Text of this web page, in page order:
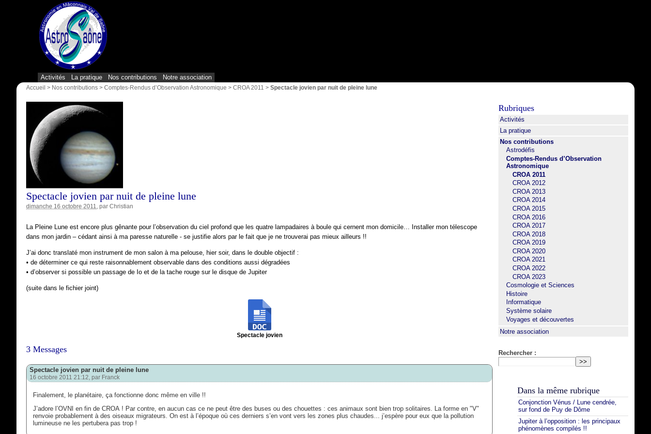
Activités La pratique Nos contributions Notre association
Accueil > Nos contributions >Comptes-Rendus d’Observation Astronomique >CROA 2011 >Spectacle jovien par nuit de pleine lune
Spectacle jovien par nuit de pleine lune
dimanche 16 octobre 2011 , parChristian
La Pleine Lune est encore plus gênante pour l’observation du ciel profond que les quatre lampadaires à boule qui cernent mon domicile… Installer mon télescope
dans mon jardin – cédant ainsi à ma paresse naturelle - se justifie alors par le fait que je ne trouverai pas mieux ailleurs !!
J’ai donc translaté mon instrument de mon salon à ma pelouse, hier soir, dans le double objectif :
• de déterminer ce qui reste raisonnablement observable dans des conditions aussi dégradées
• d’observer si possible un passage de Io et de la tache rouge sur le disque de Jupiter
(suite dans le fichier joint)
Spectacle jovien
3 Messages
Spectacle jovien par nuit de pleine lune
16 octobre 2011 21:12, par Franck
Finalement, le planétaire, ça fonctionne donc même en ville !!
J’adore l’OVNI en fin de CROA ! Par contre, en aucun cas ce ne peut être des buses ou des chouettes : ces animaux sont bien trop solitaires. La forme en "V"
renvoie probablement à des oiseaux migrateurs. On est à l’époque où ces derniers s’en vont vers les zones plus chaudes... j’espère pour eux que la pollution
lumineuse ne les pertubera pas trop !
Rubriques
Activités
La pratique
Nos contributions
Astrodéfis
Comptes-Rendus d’Observation
Astronomique
CROA 2011
CROA 2012
CROA 2013
CROA 2014
CROA 2015
CROA 2016
CROA 2017
CROA 2018
CROA 2019
CROA 2020
CROA 2021
CROA 2022
CROA 2023
Cosmologie et Sciences
Histoire
Informatique
Système solaire
Voyages et découvertes
Notre association
Rechercher :
Dans la même rubrique
Conjonction Vénus / Lune cendrée,
sur fond de Puy de Dôme
Jupiter à l’opposition : les principaux
phénomènes compilés !!